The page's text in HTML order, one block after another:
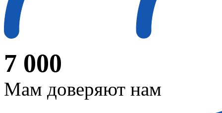
7 000
Мам доверяют нам